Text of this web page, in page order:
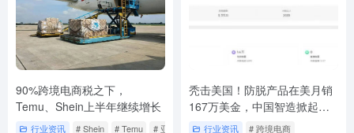
90%跨境电商税之下，
Temu、Shein上半年继续增长
行业资讯 # Shein # Temu # 亚马逊
秃击美国！防脱产品在美月销
167万美金，中国智造掀起毛
发健康新风暴
行业资讯 # 跨境电商